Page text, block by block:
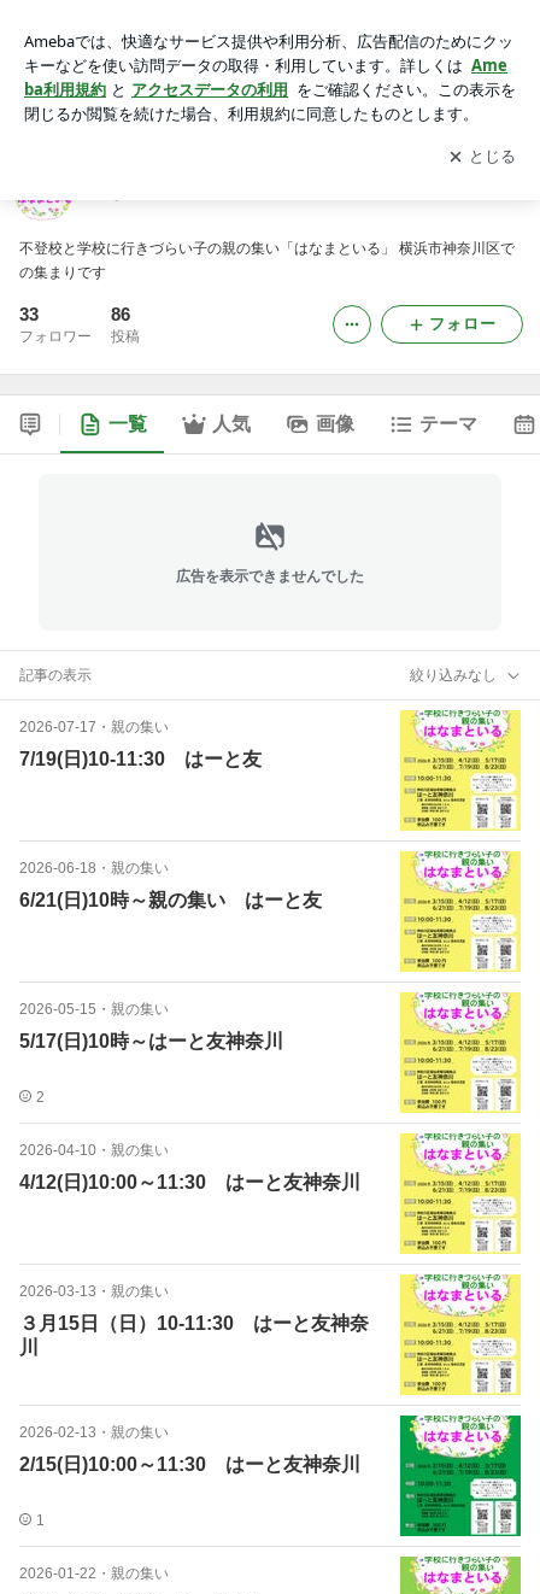
アプリをダウンロードして ブログの更新通知
を受け取りまし
ょう。
開く
不登校と学校に行きづらい子の親の集い「はなまといる」 横浜市神奈川区で
の集まりです
33
フォロワー
86
投稿
フォロー
一覧 人気 画像 テーマ
広告を表示できませんでした
記事の表示 絞り込みなし
2026-07-17 ・ 親の集い
7/19(日)10-11:30 はーと友
2026-06-18 ・ 親の集い
6/21(日)10時～親の集い はーと友
2026-05-15 ・ 親の集い
5/17(日)10時～はーと友神奈川
2
2026-04-10 ・ 親の集い
4/12(日)10:00～11:30 はーと友神奈川
2026-03-13 ・ 親の集い
３月15日（日）10‐11:30 はーと友神奈
川
2026-02-13 ・ 親の集い
2/15(日)10:00～11:30 はーと友神奈川
1
2026-01-22 ・ 親の集い